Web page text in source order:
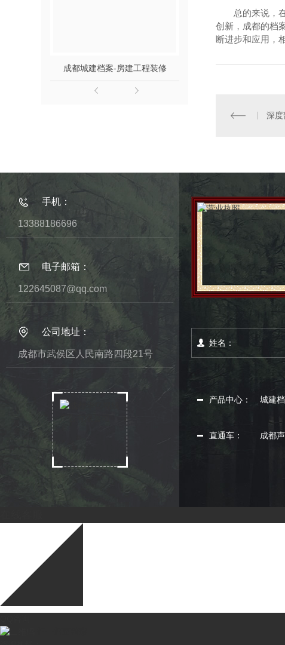
成都城建档案-房建工程装修
总的来说，
创新，成都的档
断进步和应用，
手机：
13388186696
电子邮箱：
122645087@qq.com
公司地址：
成都市武侯区人民南路四段21号
产品中心： 城建
直通车： 成都